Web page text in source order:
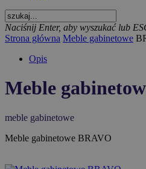
Naciśnij Enter, aby wyszukać lub
Strona główna Meble gabinetowe
Opis
Meble
meble gabinetowe
Meble gabinetowe BRAVO